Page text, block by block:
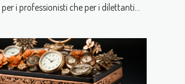
i professionisti che per i dilettanti...